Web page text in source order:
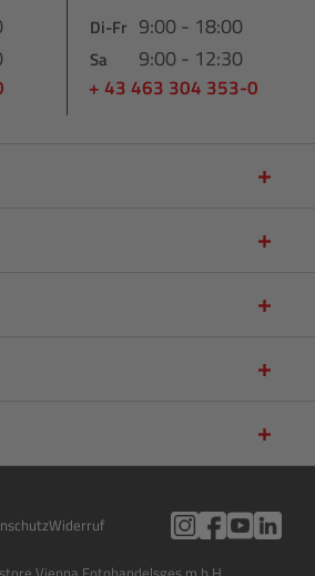
Di-Fr 9:00 - 18:00
Sa 9:00 - 12:30
+ 43 463 304 353-0
Widerruf